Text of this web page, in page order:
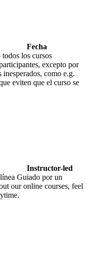
Fecha
los cursos
excepto por
como e.g.
eviten que el curso se
Instructor-led
Guiado por un
our online courses, feel